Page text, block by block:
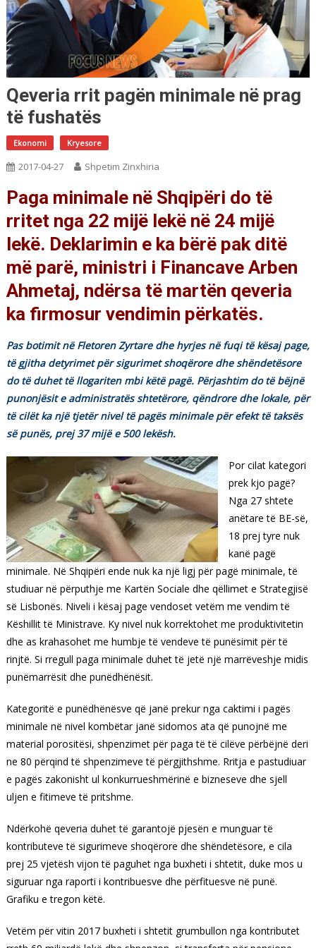
Qeveria rrit pagën minimale në prag
të fushatës
Ekonomi Kryesore
2017-04-27 Shpetim Zinxhiria
Paga minimale në Shqipëri do të
rritet nga 22 mijë lekë në 24 mijë
lekë. Deklarimin e ka bërë pak ditë
më parë, ministri i Financave Arben
Ahmetaj, ndërsa të martën qeveria
ka firmosur vendimin përkatës.
Pas botimit në Fletoren Zyrtare dhe hyrjes në fuqi të kësaj page,
të gjitha detyrimet për sigurimet shoqërore dhe shëndetësore
do të duhet të llogariten mbi këtë pagë. Përjashtim do të bëjnë
punonjësit e administratës shtetërore, qëndrore dhe lokale, për
të cilët ka një tjetër nivel të pagës minimale për efekt të taksës
së punës, prej 37 mijë e 500 lekësh.
Por cilat kategori
prek kjo pagë?
Nga 27 shtete
anëtare të BE-së,
18 prej tyre nuk
kanë pagë
minimale. Në Shqipëri ende nuk ka një ligj për pagë minimale, të
studiuar në përputhje me Kartën Sociale dhe qëllimet e Strategjisë
së Lisbonës. Niveli i kësaj page vendoset vetëm me vendim të
Këshillit të Ministrave. Ky nivel nuk korrektohet me produktivitetin
dhe as krahasohet me humbje të vendeve të punësimit për të
rinjtë. Si rregull paga minimale duhet të jetë një marrëveshje midis
punëmarrësit dhe punëdhënësit.
Kategoritë e punëdhënësve që janë prekur nga caktimi i pagës
minimale në nivel kombëtar janë sidomos ata që punojnë me
material porositësi, shpenzimet për paga të të cilëve përbëjnë deri
ne 80 përqind të shpenzimeve të përgjithshme. Rritja e pastudiuar
e pagës zakonisht ul konkurrueshmërinë e bizneseve dhe sjell
uljen e fitimeve të pritshme.
Ndërkohë qeveria duhet të garantojë pjesën e munguar të
kontributeve të sigurimeve shoqërore dhe shëndetësore, e cila
prej 25 vjetësh vijon të paguhet nga buxheti i shtetit, duke mos u
siguruar nga raporti i kontribuesve dhe përfituesve në punë.
Grafiku e tregon këtë.
Vetëm për vitin 2017 buxheti i shtetit grumbullon nga kontributet